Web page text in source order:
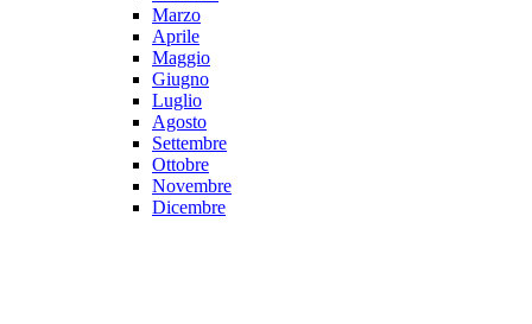
Marzo
Aprile
Maggio
Giugno
Luglio
Agosto
Settembre
Ottobre
Novembre
Dicembre